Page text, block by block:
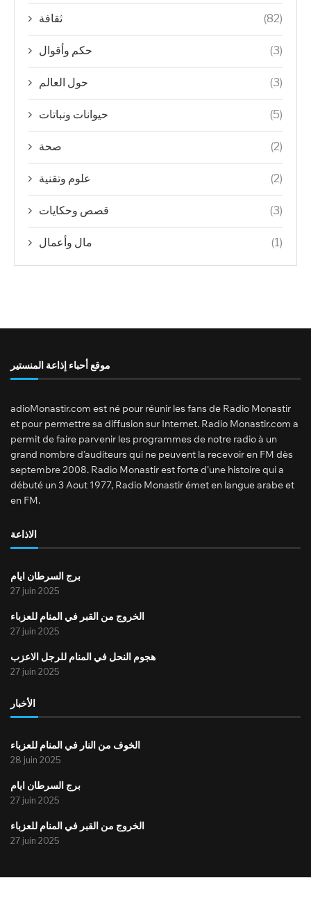
ثقافة (82)
حكم وأقوال (3)
حول العالم (3)
حيوانات ونباتات (5)
صحة (2)
علوم وتقنية (2)
قصص وحكايات (3)
مال وأعمال (1)
موقع أحباء إذاعة المنستير
adioMonastir.com est né pour réunir les fans de Radio Monastir
et pour permettre sa diffusion sur Internet. Radio Monastir.com a
permit de faire parvenir les programmes de notre radio à un
grand nombre d’auditeurs qui ne peuvent la recevoir en FM dès
septembre 2008. Radio Monastir est forte d’une histoire qui a
débuté un 3 Aout 1977, Radio Monastir émet en langue arabe et
en FM.
الاذاعة
برج السرطان ايام
27 juin 2025
الخروج من القبر في المنام للعزباء
27 juin 2025
هجوم النحل في المنام للرجل الاعزب
27 juin 2025
الأخبار
الخوف من النار في المنام للعزباء
28 juin 2025
برج السرطان ايام
27 juin 2025
الخروج من القبر في المنام للعزباء
27 juin 2025